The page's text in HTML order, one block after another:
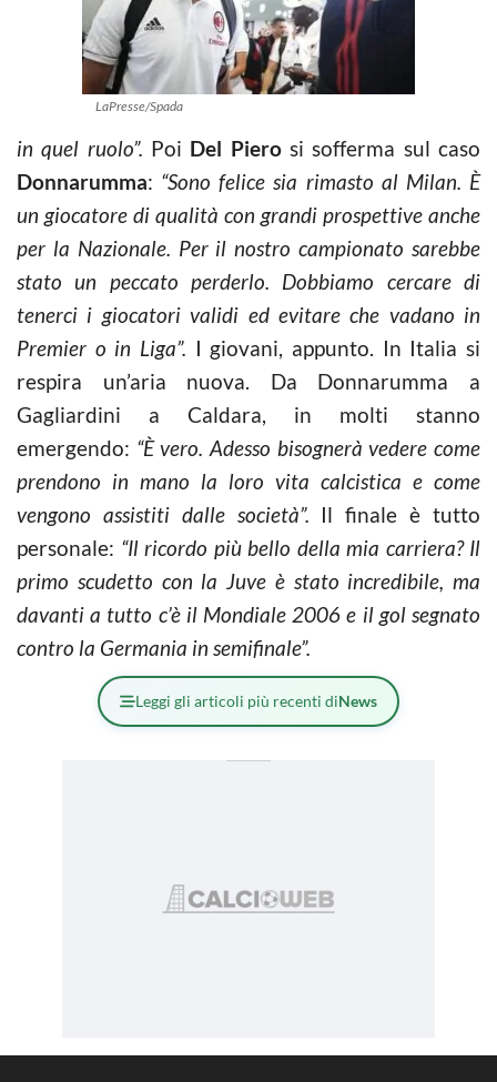
LaPresse/Spada
in quel ruolo”. Poi Del Pierosi sofferma sul caso
Donnarumma: “Sono felice sia rimasto al Milan. È
un giocatore di qualità con grandi prospettive anche
per la Nazionale. Per il nostro campionato sarebbe
stato un peccato perderlo. Dobbiamo cercare di
tenerci i giocatori validi ed evitare che vadano in
Premier o in Liga”. I giovani, appunto. In Italia si
respira un’aria nuova. Da Donnarumma a
Gagliardini a Caldara, in molti stanno
emergendo: “È vero. Adesso bisognerà vedere come
prendono in mano la loro vita calcistica e come
vengono assistiti dalle società”. Il finale è tutto
personale: “Il ricordo più bello della mia carriera? Il
primo scudetto con la Juve è stato incredibile, ma
davanti a tutto c’è il Mondiale 2006 e il gol segnato
contro la Germania in semifinale”.
Leggi gli articoli più recenti diNews